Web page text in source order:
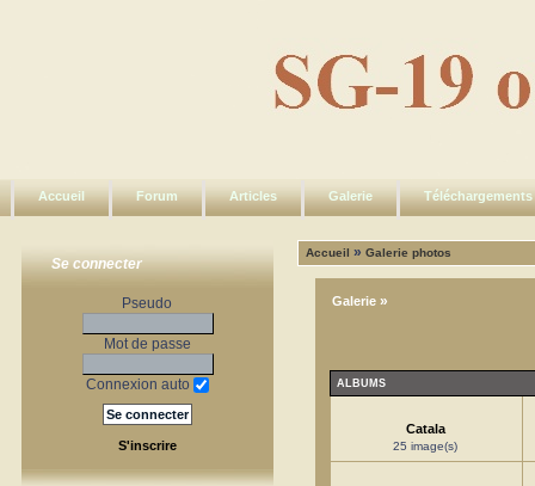
Accueil Forum Articles Galerie Téléchargements
Se connecter
Pseudo
Mot de passe
Connexion auto
S'inscrire
Accueil »Galerie photos
Galerie »
ALBUMS
Catala
25 image(s)